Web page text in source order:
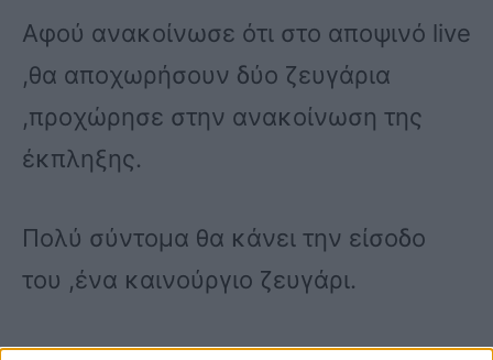
Αφού ανακοίνωσε ότι στο αποψινό live
,θα αποχωρήσουν δύο ζευγάρια
,προχώρησε στην ανακοίνωση της
έκπληξης.
Πολύ σύντομα θα κάνει την είσοδο
του ,ένα καινούργιο ζευγάρι.